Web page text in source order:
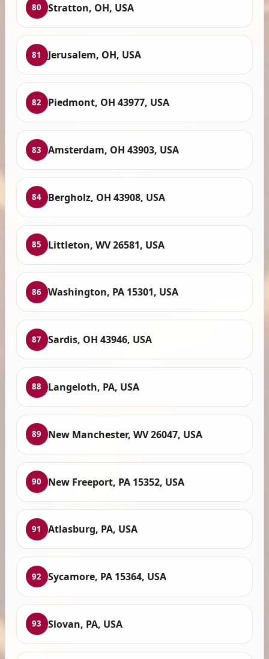
80 Stratton, OH, USA
81 Jerusalem, OH, USA
82 Piedmont, OH 43977, USA
83 Amsterdam, OH 43903, USA
84 Bergholz, OH 43908, USA
85 Littleton, WV 26581, USA
86 Washington, PA 15301, USA
87 Sardis, OH 43946, USA
88 Langeloth, PA, USA
89 New Manchester, WV 26047, USA
90 New Freeport, PA 15352, USA
91 Atlasburg, PA, USA
92 Sycamore, PA 15364, USA
93 Slovan, PA, USA